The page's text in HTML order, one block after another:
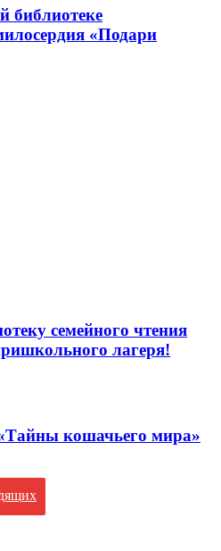
библиотеке
«Подари
семейного чтения
лагеря!
кошачьего мира»